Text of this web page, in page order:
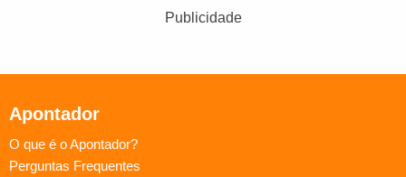
Publicidade
Apontador
O que é o Apontador?
Perguntas Frequentes